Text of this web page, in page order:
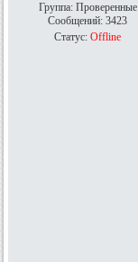
Группа: Проверенные
Сообщений: 3423
Статус: Offline